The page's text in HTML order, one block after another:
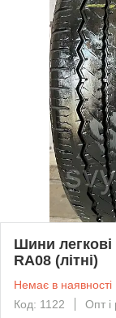
Шини легкові
RA08 (літні)
Немає в наявності
Код: 1122
Опт і